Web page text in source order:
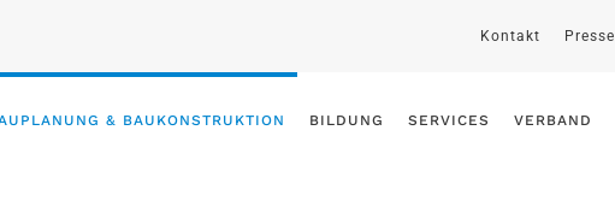
Kontakt Presse
& BAUKONSTRUKTION BILDUNG SERVICES VERBAND